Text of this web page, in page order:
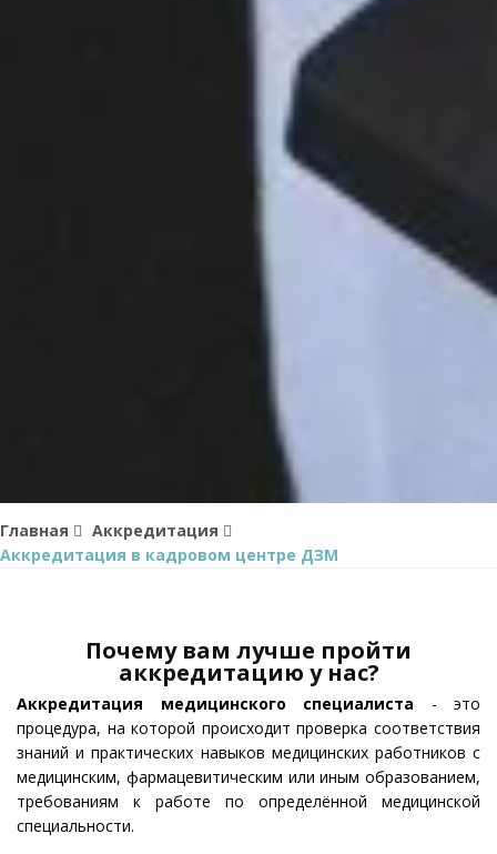
Главная
Аккредитация
Аккредитация в кадровом центре ДЗМ
Почему вам лучше пройти
аккредитацию у нас?
Аккредитация медицинского специалиста - это
процедура, на которой происходит проверка соответствия
знаний и практических навыков медицинских работников с
медицинским, фармацевитическим или иным образованием,
требованиям к работе по определённой медицинской
специальности.